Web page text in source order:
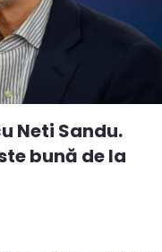
Neti Sandu.
bună de la